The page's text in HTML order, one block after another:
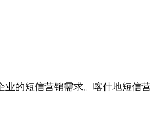
的短信营销需求。喀什地短